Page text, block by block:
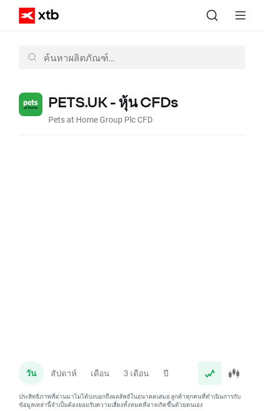
PETS.UK - หุ้น CFDs
Pets at Home Group Plc CFD
วัน สัปดาห์ เดือน 3 เดือน ปี
ประสิทธิภาพที่ผ่านมาไม่ได้บ่งบอกถึงผลลัพธ์ในอนาคตเสมอ ลูกค้าทุกคนที่ดำเนินการกับ
ข้อมูลเหล่านี้จำเป็นต้องยอมรับความเสี่ยงทั้งหมดที่อาจเกิดขึ้นด้วยตนเอง